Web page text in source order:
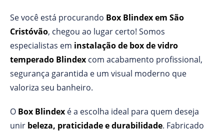
Se você está procurando Box Blindex em São
Cristóvão, chegou ao lugar certo! Somos
especialistas em instalação de box de vidro
temperado Blindex com acabamento profissional,
segurança garantida e um visual moderno que
valoriza seu banheiro.
O Box Blindex é a escolha ideal para quem deseja
unir beleza, praticidade e durabilidade. Fabricado